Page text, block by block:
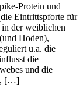
Protein und
Eintrittspforte für
der weiblichen
Hoden),
u.a. die
die
und die
[…]